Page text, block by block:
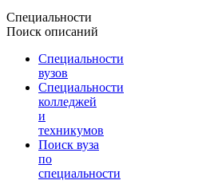
Специальности
Поиск описаний
Специальности
вузов
Специальности
колледжей
и
техникумов
Поиск вуза
по
специальности